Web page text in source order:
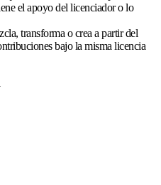
el apoyo del licenciador o lo
transforma o crea a partir del
bajo la misma licencia